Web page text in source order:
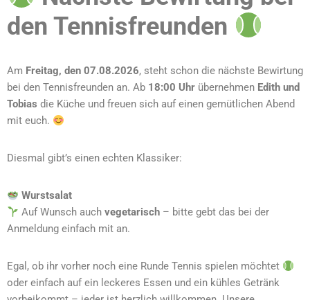
den Tennisfreunden
Am Freitag, den 07.08.2026, steht schon die nächste Bewirtung
bei den Tennisfreunden an. Ab 18:00 Uhr übernehmen Edith und
Tobias die Küche und freuen sich auf einen gemütlichen Abend
mit euch.
Diesmal gibt’s einen echten Klassiker:
Wurstsalat
Auf Wunsch auchvegetarisch – bitte gebt das bei der
Anmeldung einfach mit an.
Egal, ob ihr vorher noch eine Runde Tennis spielen möchtet
oder einfach auf ein leckeres Essen und ein kühles Getränk